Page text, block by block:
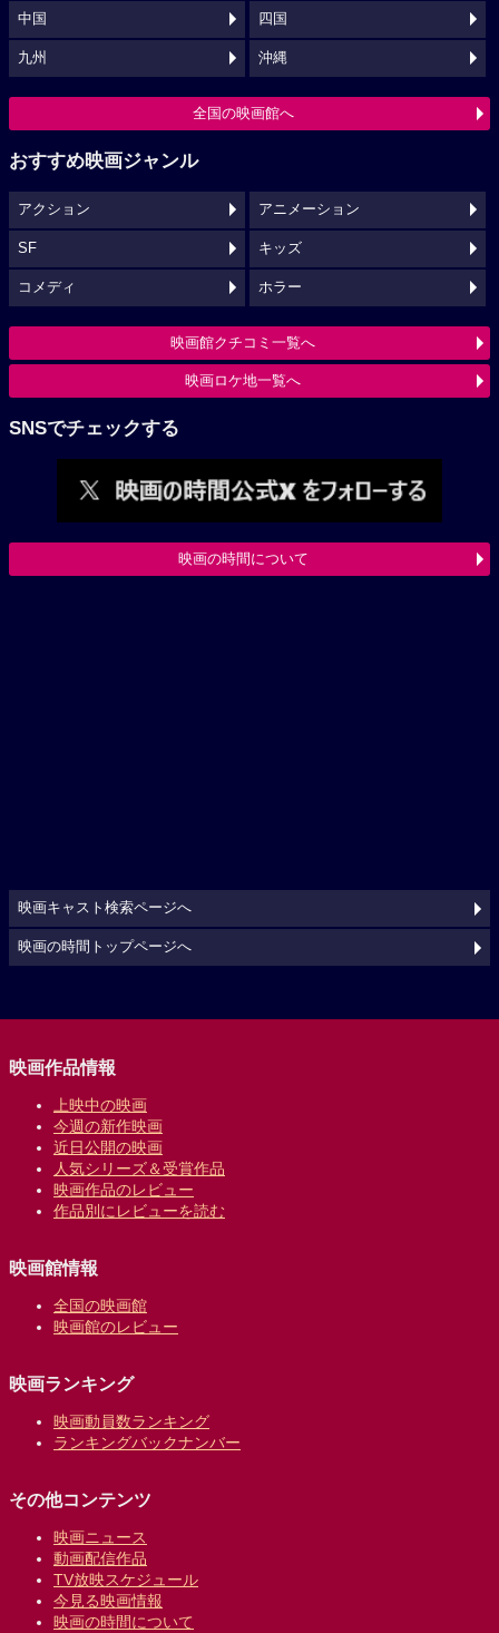
中国 四国
九州 沖縄
全国の映画館へ
おすすめ映画ジャンル
アクション アニメーション
SF キッズ
コメディ ホラー
映画館クチコミ一覧へ
映画ロケ地一覧へ
SNSでチェックする
映画の時間について
映画キャスト検索ページへ
映画の時間トップページへ
映画作品情報
上映中の映画
今週の新作映画
近日公開の映画
人気シリーズ＆受賞作品
映画作品のレビュー
作品別にレビューを読む
映画館情報
全国の映画館
映画館のレビュー
映画ランキング
映画動員数ランキング
ランキングバックナンバー
その他コンテンツ
映画ニュース
動画配信作品
TV放映スケジュール
今見る映画情報
映画の時間について